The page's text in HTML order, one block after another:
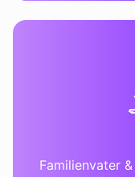
Familienvater